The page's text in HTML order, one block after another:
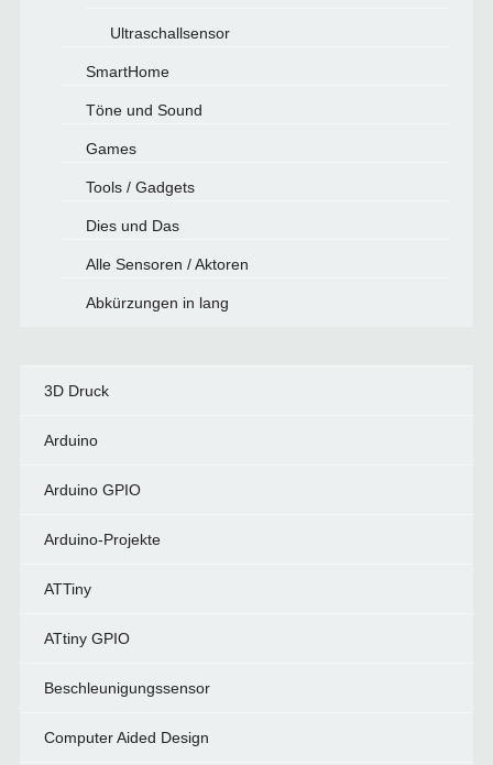
Ultraschallsensor
SmartHome
Töne und Sound
Games
Tools / Gadgets
Dies und Das
Alle Sensoren / Aktoren
Abkürzungen in lang
3D Druck
Arduino
Arduino GPIO
Arduino-Projekte
ATTiny
ATtiny GPIO
Beschleunigungssensor
Computer Aided Design